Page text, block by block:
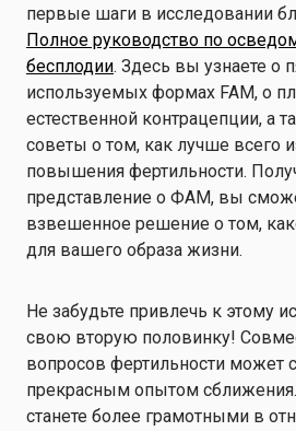
первые шаги в исследовании
Полное руководство по
бесплодии. Здесь вы узнаете о
используемых формах FAM, о
естественной контрацепции, а
советы о том, как лучше всего
повышения фертильности.
представление о ФАМ, вы
взвешенное решение о том,
для вашего образа жизни.
Не забудьте привлечь к этому
свою вторую половинку!
вопросов фертильности может
прекрасным опытом
станете более грамотными в